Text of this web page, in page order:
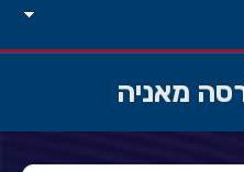
מאניה